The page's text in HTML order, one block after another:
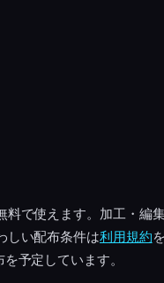
で使えます。加工・編
しい配布条件は利用規約
予定しています。